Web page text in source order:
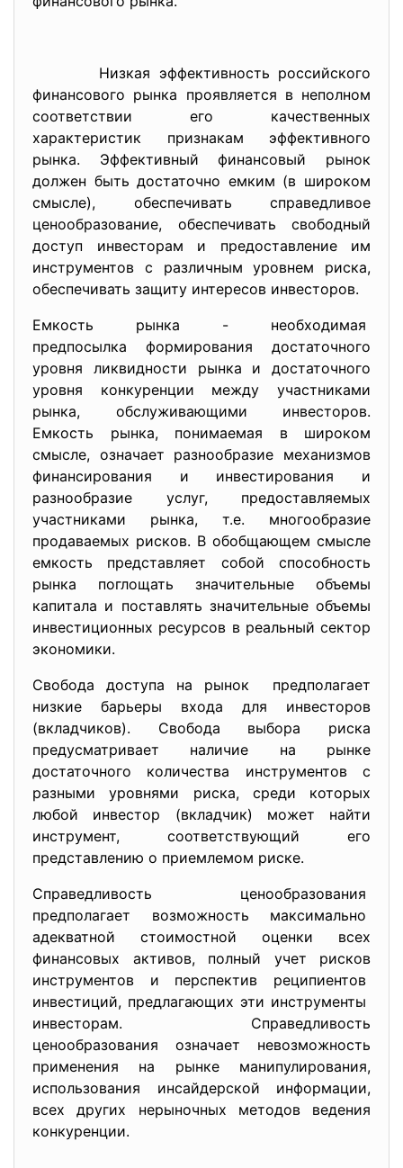
Низкая эффективность российского
финансового рынка проявляется в неполном
соответствии его качественных
характеристик признакам эффективного
рынка. Эффективный финансовый рынок
должен быть достаточно емким (в широком
смысле), обеспечивать справедливое
ценообразование, обеспечивать свободный
доступ инвесторам и предоставление им
инструментов с различным уровнем риска,
обеспечивать защиту интересов инвесторов.
Емкость рынка - необходимая
предпосылка формирования достаточного
уровня ликвидности рынка и достаточного
уровня конкуренции между участниками
рынка, обслуживающими инвесторов.
Емкость рынка, понимаемая в широком
смысле, означает разнообразие механизмов
финансирования и инвестирования и
разнообразие услуг, предоставляемых
участниками рынка, т.е. многообразие
продаваемых рисков. В обобщающем смысле
емкость представляет собой способность
рынка поглощать значительные объемы
капитала и поставлять значительные объемы
инвестиционных ресурсов в реальный сектор
экономики.
Свобода доступа на рынок предполагает
низкие барьеры входа для инвесторов
(вкладчиков). Свобода выбора риска
предусматривает наличие на рынке
достаточного количества инструментов с
разными уровнями риска, среди которых
любой инвестор (вкладчик) может найти
инструмент, соответствующий его
представлению о приемлемом риске.
Справедливость ценообразования
предполагает возможность максимально
адекватной стоимостной оценки всех
финансовых активов, полный учет рисков
инструментов и перспектив реципиентов
инвестиций, предлагающих эти инструменты
инвесторам. Справедливость
ценообразования означает невозможность
применения на рынке манипулирования,
использования инсайдерской информации,
всех других нерыночных методов ведения
конкуренции.